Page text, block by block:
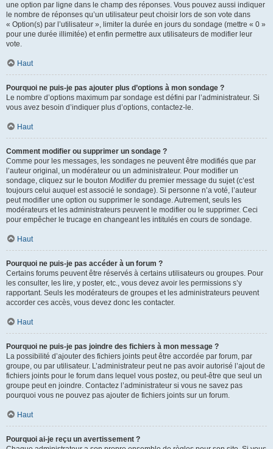
une option par ligne dans le champ des réponses. Vous pouvez aussi indiquer
le nombre de réponses qu’un utilisateur peut choisir lors de son vote dans
« Option(s) par l’utilisateur », limiter la durée en jours du sondage (mettre « 0 »
pour une durée illimitée) et enfin permettre aux utilisateurs de modifier leur
vote.
Haut
Pourquoi ne puis-je pas ajouter plus d’options à mon sondage ?
Le nombre d’options maximum par sondage est défini par l’administrateur. Si
vous avez besoin d’indiquer plus d’options, contactez-le.
Haut
Comment modifier ou supprimer un sondage ?
Comme pour les messages, les sondages ne peuvent être modifiés que par
l’auteur original, un modérateur ou un administrateur. Pour modifier un
sondage, cliquez sur le bouton Modifierdu premier message du sujet (c’est
toujours celui auquel est associé le sondage). Si personne n’a voté, l’auteur
peut modifier une option ou supprimer le sondage. Autrement, seuls les
modérateurs et les administrateurs peuvent le modifier ou le supprimer. Ceci
pour empêcher le trucage en changeant les intitulés en cours de sondage.
Haut
Pourquoi ne puis-je pas accéder à un forum ?
Certains forums peuvent être réservés à certains utilisateurs ou groupes. Pour
les consulter, les lire, y poster, etc., vous devez avoir les permissions s’y
rapportant. Seuls les modérateurs de groupes et les administrateurs peuvent
accorder ces accès, vous devez donc les contacter.
Haut
Pourquoi ne puis-je pas joindre des fichiers à mon message ?
La possibilité d’ajouter des fichiers joints peut être accordée par forum, par
groupe, ou par utilisateur. L’administrateur peut ne pas avoir autorisé l’ajout de
fichiers joints pour le forum dans lequel vous postez, ou peut-être que seul un
groupe peut en joindre. Contactez l’administrateur si vous ne savez pas
pourquoi vous ne pouvez pas ajouter de fichiers joints sur un forum.
Haut
Pourquoi ai-je reçu un avertissement ?